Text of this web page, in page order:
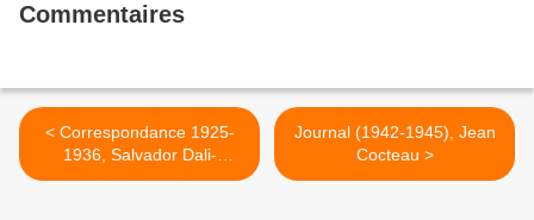
Commentaires
< Correspondance 1925-
1936, Salvador Dali-
Federico Garcia Lorca
Journal (1942-1945), Jean
Cocteau >